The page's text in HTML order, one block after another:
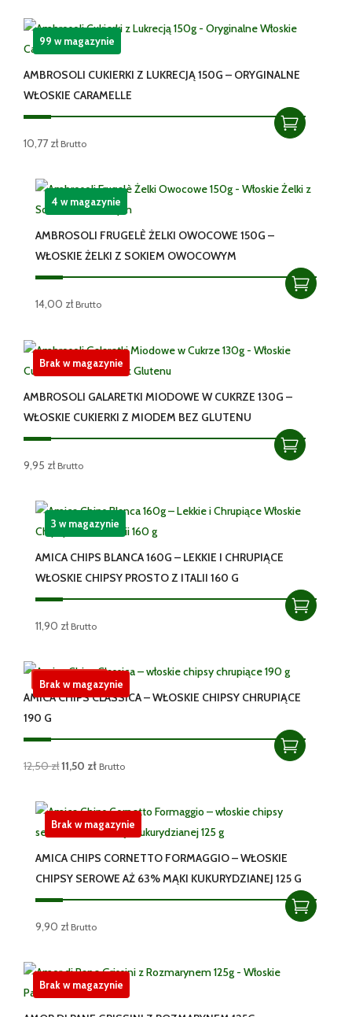
AMBROSOLI CUKIERKI Z LUKRECJĄ 150G – ORYGINALNE
WŁOSKIE CARAMELLE
10,77 zł Brutto
99 w magazynie
AMBROSOLI FRUGELÈ ŻELKI OWOCOWE 150G –
WŁOSKIE ŻELKI Z SOKIEM OWOCOWYM
14,00 zł Brutto
4 w magazynie
AMBROSOLI GALARETKI MIODOWE W CUKRZE 130G –
WŁOSKIE CUKIERKI Z MIODEM BEZ GLUTENU
9,95 zł Brutto
Brak w magazynie
AMICA CHIPS BLANCA 160G – LEKKIE I CHRUPIĄCE
WŁOSKIE CHIPSY PROSTO Z ITALII 160 G
11,90 zł Brutto
3 w magazynie
Promocja!
AMICA CHIPS CLASSICA – WŁOSKIE CHIPSY CHRUPIĄCE
190 G
12,50zł
12,50 zł.
11,50 zł
11,50 zł.
Brutto
Brak w magazynie
AMICA CHIPS CORNETTO FORMAGGIO – WŁOSKIE
CHIPSY SEROWE AŻ 63% MĄKI KUKURYDZIANEJ 125 G
9,90 zł Brutto
Brak w magazynie
Brak w magazynie